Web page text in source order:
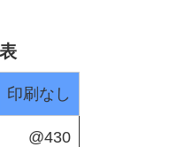
印刷なし
@430